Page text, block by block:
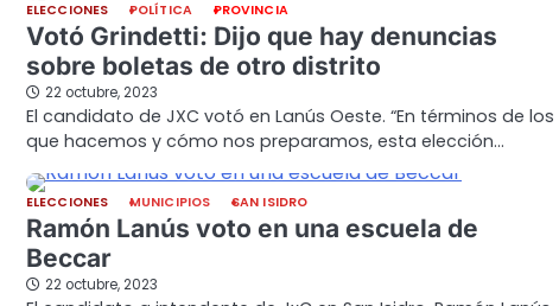
ELECCIONES POLÍTICA PROVINCIA
Votó Grindetti: Dijo que hay denuncias
sobre boletas de otro distrito
22 octubre, 2023
El candidato de JXC votó en Lanús Oeste. “En términos de los
que hacemos y cómo nos preparamos, esta elección…
ELECCIONES MUNICIPIOS SAN ISIDRO
Ramón Lanús voto en una escuela de
Beccar
22 octubre, 2023